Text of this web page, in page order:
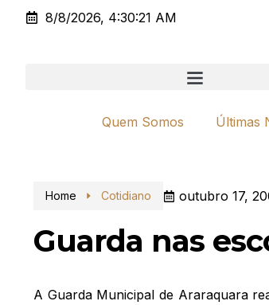
8/8/2026, 4:30:21 AM
Quem Somos Últimas
Home Cotidiano outubro 17,
Guarda nas
A Guarda Municipal de Araraquara